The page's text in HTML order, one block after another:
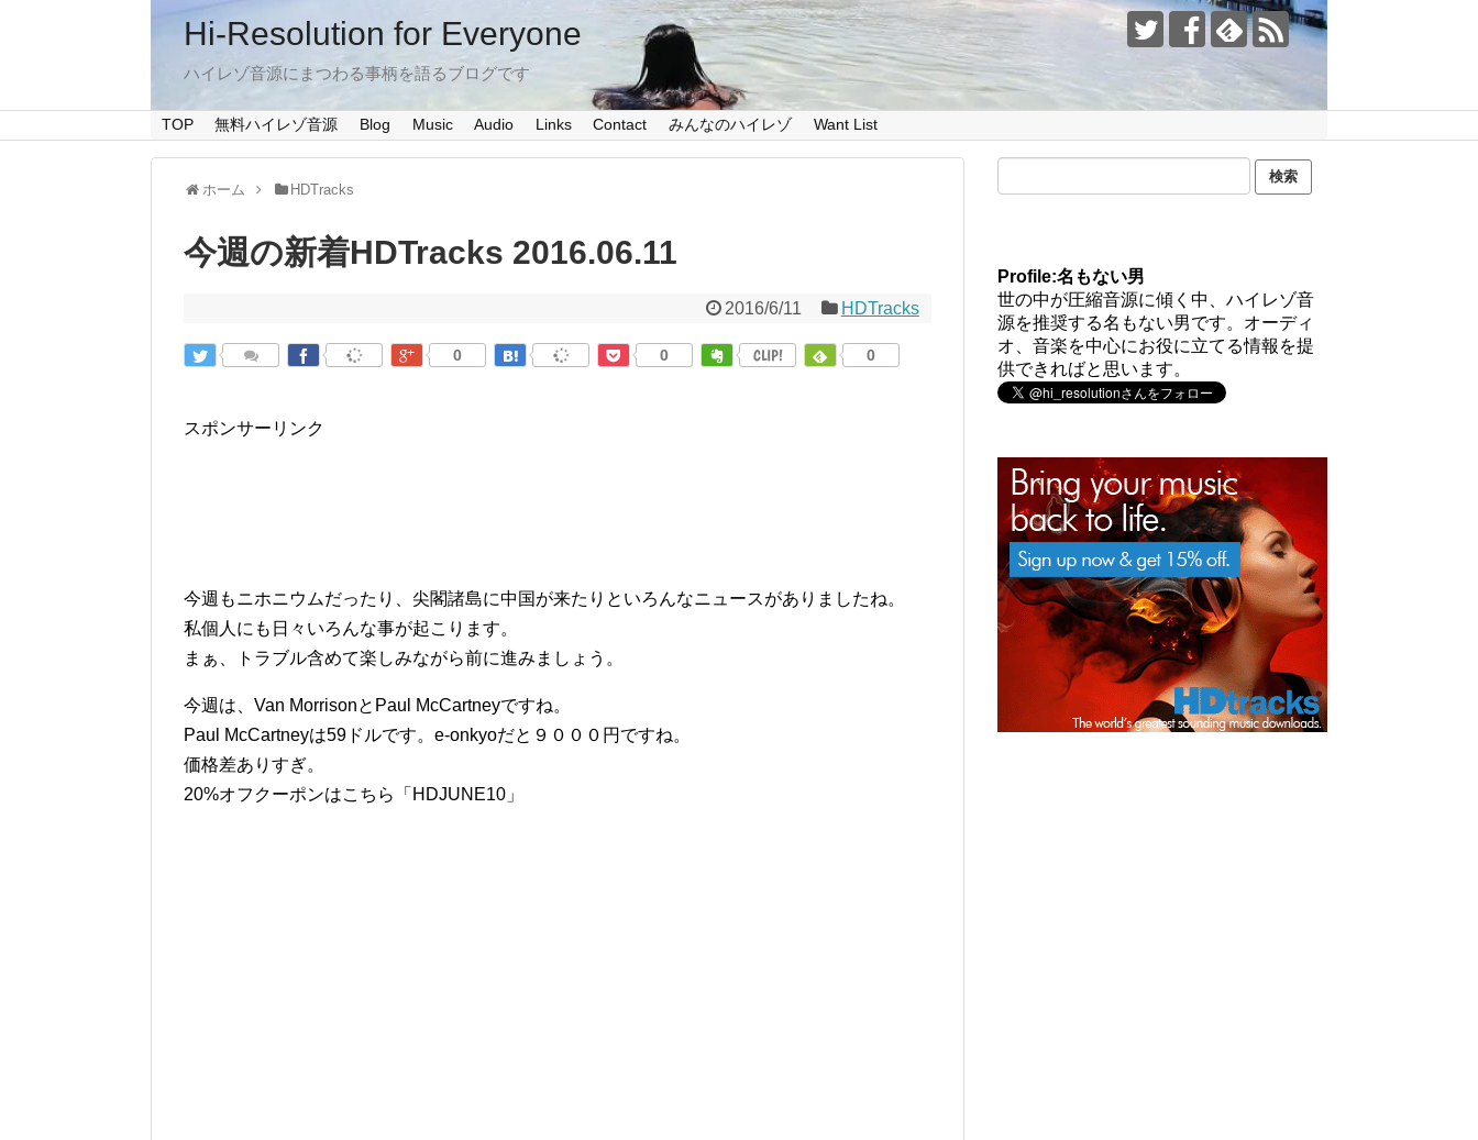
Hi-Resolution for Everyone
ハイレゾ音源にまつわる事柄を語るブログです
TOP 無料ハイレゾ音源 Blog Music Audio Links Contact みんなのハイレゾ Want List
ホーム HDTracks
今週の新着HDTracks 2016.06.11
2016/6/11 HDTracks
0 0 CLIP! 0
スポンサーリンク
今週もニホニウムだったり、尖閣諸島に中国が来たりといろんなニュースがありましたね。
私個人にも日々いろんな事が起こります。
まぁ、トラブル含めて楽しみながら前に進みましょう。
今週は、Van MorrisonとPaul McCartneyですね。
Paul McCartneyは59ドルです。e-onkyoだと９０００円ですね。
価格差ありすぎ。
20%オフクーポンはこちら「HDJUNE10」
Profile:名もない男
世の中が圧縮音源に傾く中、ハイレゾ音
源を推奨する名もない男です。オーディ
オ、音楽を中心にお役に立てる情報を提
供できればと思います。